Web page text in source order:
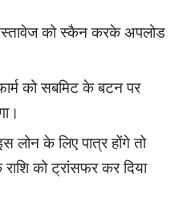
को स्कैन करके अपलोड
को सबमिट के बटन पर
लोन के लिए पात्र होंगे तो
को ट्रांसफर कर दिया